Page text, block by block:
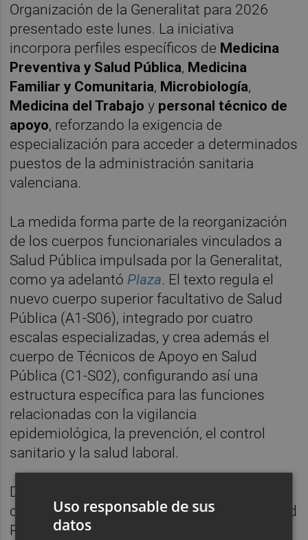
Organización de la Generalitat para 2026
presentado este lunes. La iniciativa
incorpora perfiles específicos de Medicina
Preventiva y Salud Pública, Medicina
Familiar y Comunitaria, Microbiología,
Medicina del Trabajo y personal técnico de
apoyo, reforzando la exigencia de
especialización para acceder a determinados
puestos de la administración sanitaria
valenciana.
La medida forma parte de la reorganización
de los cuerpos funcionariales vinculados a
Salud Pública impulsada por la Generalitat,
como ya adelantóPlaza. El texto regula el
nuevo cuerpo superior facultativo de Salud
Pública (A1-S06), integrado por cuatro
escalas especializadas, y crea además el
cuerpo de Técnicos de Apoyo en Salud
Pública (C1-S02), configurando así una
estructura específica para las funciones
relacionadas con la vigilancia
epidemiológica, la prevención, el control
sanitario y la salud laboral.
Dentro del cuerpo superior facultativo se
crea la escala de Medicina Preventiva y Salud
Pública, destinada a profesionales con
Uso responsable de sus
datos